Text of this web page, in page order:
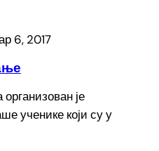
6, 2017
је
ученике који су у